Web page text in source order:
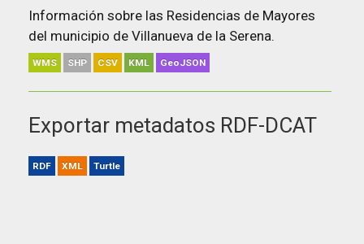
Información sobre las Residencias de Mayores
del municipio de Villanueva de la Serena.
WMS SHP CSV KML GeoJSON
Exportar metadatos RDF-DCAT
RDF XML Turtle